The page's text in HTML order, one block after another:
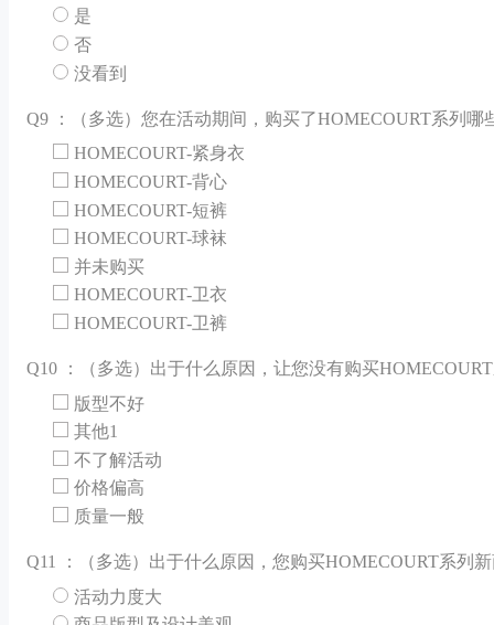
是
否
没看到
Q9 ：（多选）您在活动期间，购买了HOMECOURT系列哪
HOMECOURT-紧身衣
HOMECOURT-背心
HOMECOURT-短裤
HOMECOURT-球袜
并未购买
HOMECOURT-卫衣
HOMECOURT-卫裤
Q10 ：（多选）出于什么原因，让您没有购买
版型不好
其他1
不了解活动
价格偏高
质量一般
Q11 ：（多选）出于什么原因，您购买HOMECOURT系列
活动力度大